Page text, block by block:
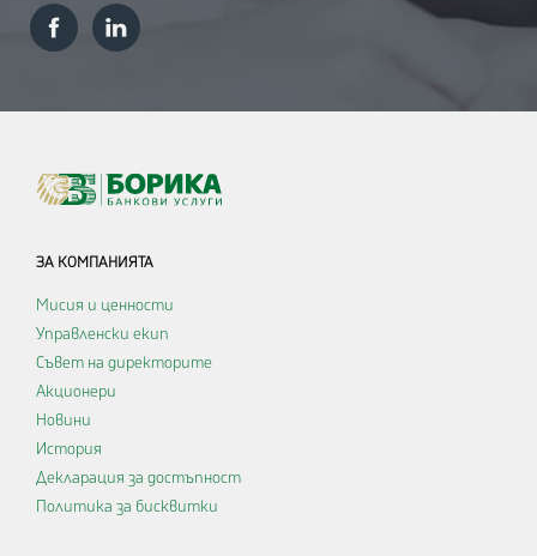
ЗА КОМПАНИЯТА
Мисия и ценности
Управленски екип
Съвет на директорите
Акционери
Новини
История
Декларация за достъпност
Политика за бисквитки